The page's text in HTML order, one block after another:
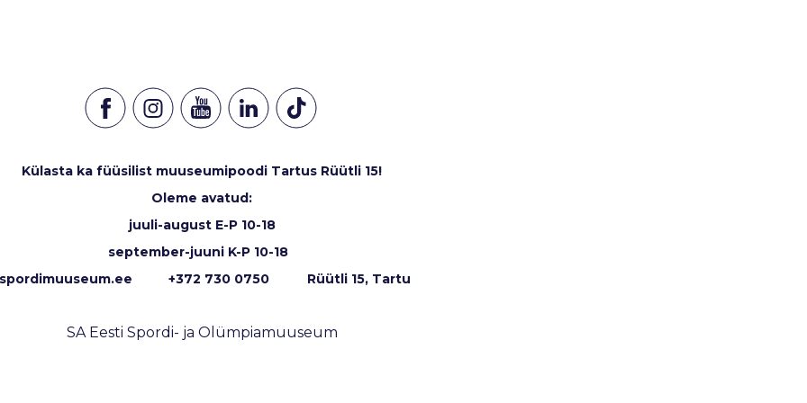
Külasta ka füüsilist muuseumipoodi Tartus Rüütli 15!
Oleme avatud:
juuli-august E-P 10-18
september-juuni K-P 10-18
+372 730 0750 Rüütli 15, Tartu
SA Eesti Spordi- ja Olümpiamuuseum